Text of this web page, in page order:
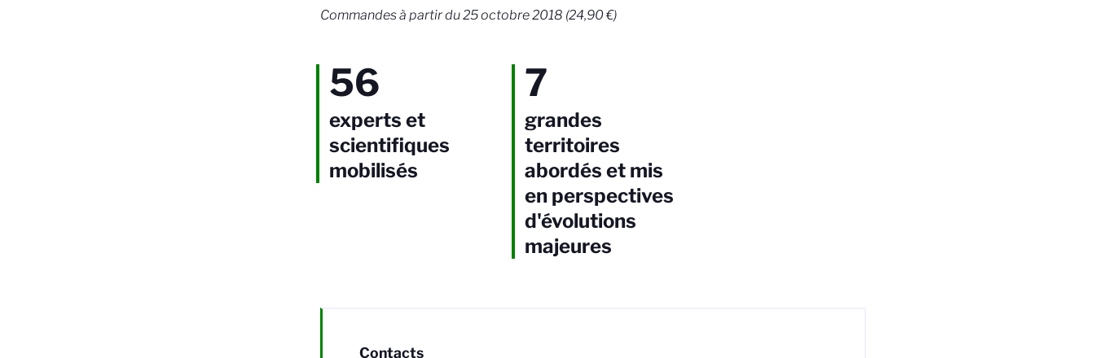
Commandes à partir du 25 octobre 2018 (24,90 €)
56
experts et
scientifiques
mobilisés
7
grandes
territoires
abordés et mis
en perspectives
d'évolutions
majeures
Contacts